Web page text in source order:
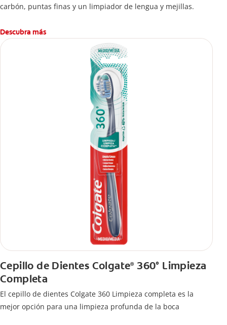
carbón, puntas finas y un limpiador de lengua y mejillas.
Descubra más
Cepillo de Dientes Colgate®360° Limpieza
Completa
El cepillo de dientes Colgate 360 Limpieza completa es la
mejor opción para una limpieza profunda de la boca